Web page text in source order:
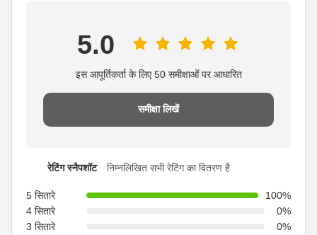
5.0
इस आपूर्तिकर्ता के लिए 50 समीक्षाओं पर आधारित
समीक्षा लिखें
रेटिंग स्नैपशॉट निम्नलिखित सभी रेटिंग का वितरण है
5 सितारे
100%
4 सितारे
0%
3 सितारे
0%